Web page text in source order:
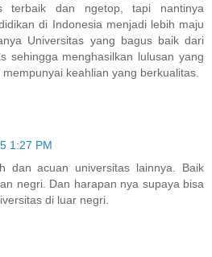
terbaik dan ngetop, tapi nantinya
di Indonesia menjadi lebih maju
Universitas yang bagus baik dari
sehingga menghasilkan lulusan yang
keahlian yang berkualitas.
1:27 PM
dan acuan universitas lainnya. Baik
negri. Dan harapan nya supaya bisa
di luar negri.